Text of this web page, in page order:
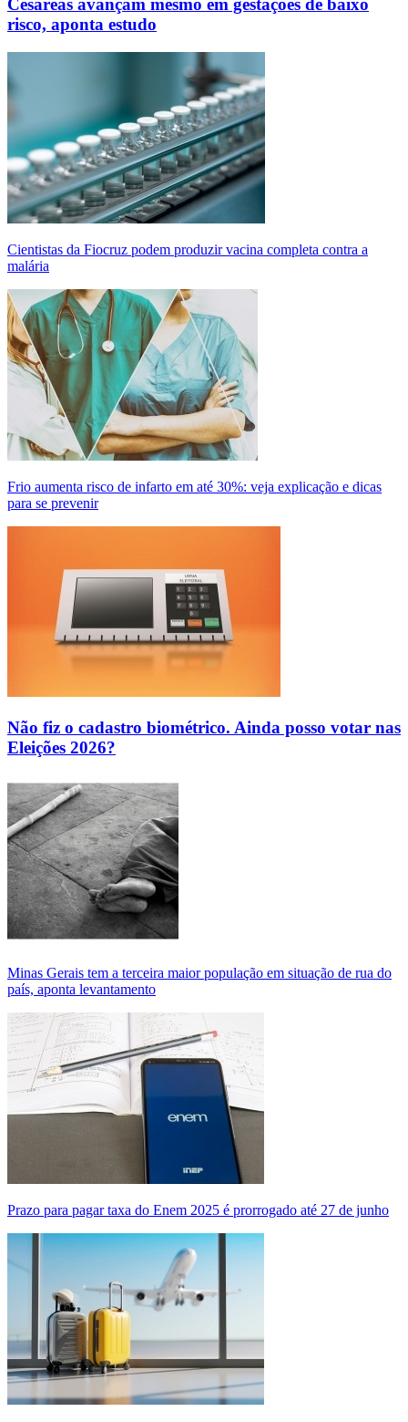
Cesáreas avançam mesmo em gestações de baixo
risco, aponta estudo
Cientistas da Fiocruz podem produzir vacina completa contra a
malária
Frio aumenta risco de infarto em até 30%: veja explicação e dicas
para se prevenir
Não fiz o cadastro biométrico. Ainda posso votar nas
Eleições 2026?
Minas Gerais tem a terceira maior população em situação de rua do
país, aponta levantamento
Prazo para pagar taxa do Enem 2025 é prorrogado até 27 de junho